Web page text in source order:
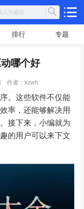
排行 专题
哪个好
作者：xzwh
。这些软件不仅能
率，还能够解决用
接下来，小编就为
的用户可以来下文